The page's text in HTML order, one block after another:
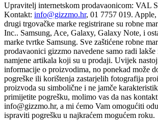
Upravitelj internetskom prodavaonicom: VAL
Kontakt: info@gizzmo.hr, 01 7757 019.
drugi trgovačke marke registrirane su robne
Inc.. Samsung, Ace, Galaxy, Galaxy Note, i
marke tvrtke Samsung. Sve zaštićene robne
prodavaonici gizzmo navedene samo radi
namjene artikala koji su u prodaji. Uvijek
informacije o proizvodima, no ponekad može
pogreške ili korištenja zastarjelih fotografija
proizvoda su simbolične i ne jamče
primijetite pogrešku, molimo vas da nas
info@gizzmo.hr, a mi ćemo Vam omogućiti
ispraviti pogrešku u najkraćem mogućem roku.